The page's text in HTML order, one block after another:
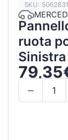
SKU:
ruota